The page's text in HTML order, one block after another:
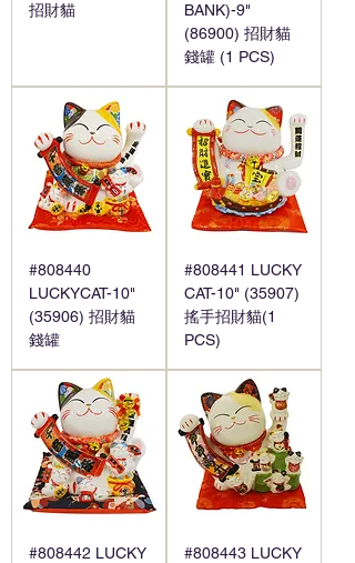
招財貓
BANK)-9"
(86900) 招財貓
錢罐 (1 PCS)
#808440
LUCKYCAT-10"
(35906) 招財貓
錢罐
#808441 LUCKY
CAT-10" (35907)
搖手招財貓(1
PCS)
#808442 LUCKY
#808443 LUCKY